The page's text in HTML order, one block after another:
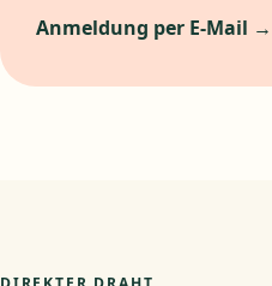
Anmeldung per E-Mail →